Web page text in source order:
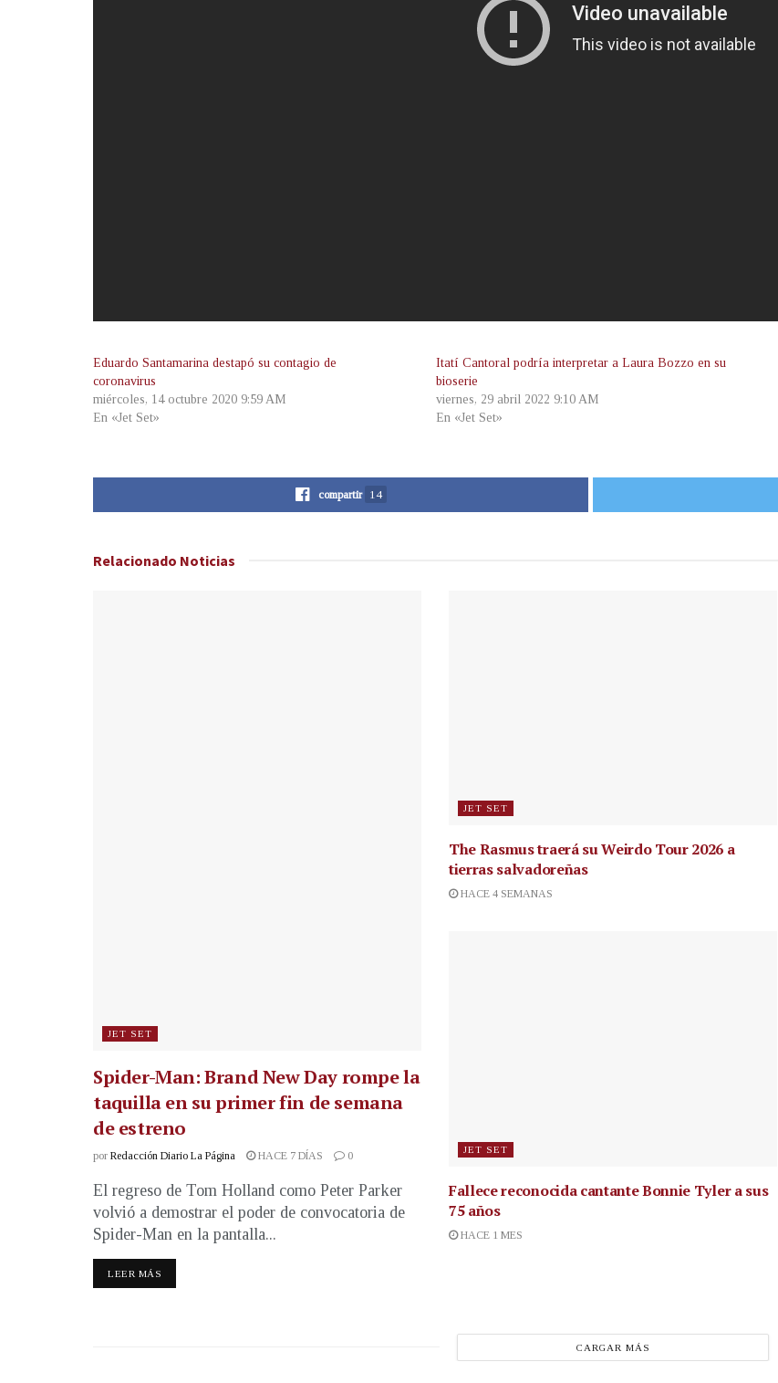
Eduardo Santamarina destapó su contagio de
coronavirus
miércoles, 14 octubre 2020 9:59 AM
En «Jet Set»
Itatí Cantoral podría interpretar a Laura Bozzo en su
bioserie
viernes, 29 abril 2022 9:10 AM
En «Jet Set»
compartir 14
Relacionado Noticias
JET SET
Spider-Man: Brand New Day rompe la
taquilla en su primer fin de semana
de estreno
por Redacción Diario La Página HACE 7 DÍAS 0
El regreso de Tom Holland como Peter Parker
volvió a demostrar el poder de convocatoria de
Spider-Man en la pantalla...
LEER MÁS
JET SET
The Rasmus traerá su Weirdo Tour 2026 a
tierras salvadoreñas
HACE 4 SEMANAS
JET SET
Fallece reconocida cantanteBonnie Tyler a sus
75 años
HACE 1 MES
CARGAR MÁS